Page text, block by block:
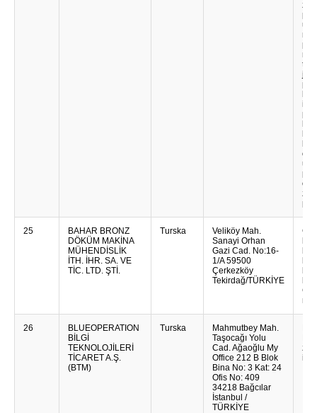
za
25
BAHAR BRONZ
DÖKÜM MAKİNA
MÜHENDİSLİK
İTH. İHR. SA. VE
TİC. LTD. ŞTİ.
Turska
Veliköy Mah.
Sanayi Orhan
Gazi Cad. No:16-
1/A 59500
Çerkezköy
Tekirdağ/TÜRKİYE
26
BLUEOPERATION
BİLGİ
TEKNOLOJİLERİ
TİCARET A.Ş.
(BTM)
Turska
Mahmutbey Mah.
Taşocağı Yolu
Cad. Ağaoğlu My
Office 212 B Blok
Bina No: 3 Kat: 24
Ofis No: 409
34218 Bağcılar
İstanbul /
TÜRKİYE